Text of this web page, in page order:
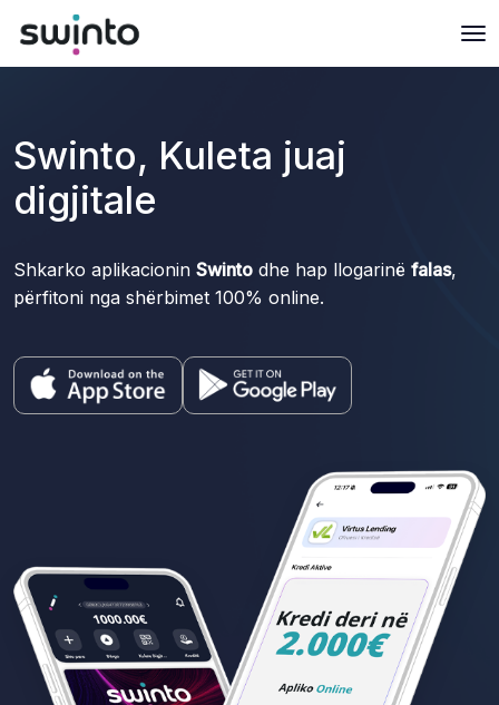
Swinto, Kuleta juaj
digjitale
Shkarko aplikacionin Swinto dhe hap llogarinë falas,
përfitoni nga shërbimet 100% online.